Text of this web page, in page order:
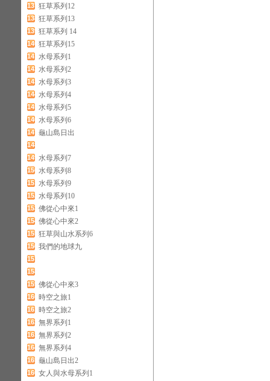
137 狂草系列12
138 狂草系列13
139 狂草系列 14
140 狂草系列15
141 水母系列1
142 水母系列2
143 水母系列3
144 水母系列4
145 水母系列5
146 水母系列6
147 龜山島日出
148
149 水母系列7
150 水母系列8
151 水母系列9
152 水母系列10
153 佛從心中來1
154 佛從心中來2
155 狂草與山水系列6
156 我們的地球九
157
158
159 佛從心中來3
160 時空之旅1
161 時空之旅2
162 無界系列1
163 無界系列2
164 無界系列4
165 龜山島日出2
166 女人與水母系列1